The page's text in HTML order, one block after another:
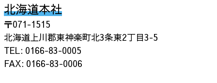
北海道本社
〒071-1515
北海道上川郡東神楽町北3条東2丁目3-5
TEL: 0166-83-0005
FAX: 0166-83-0006